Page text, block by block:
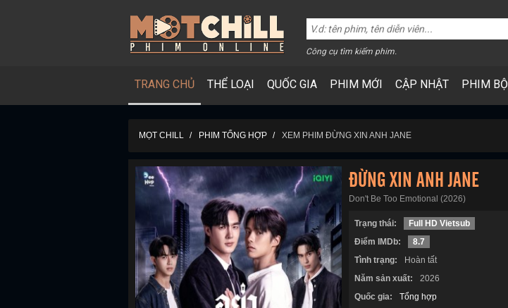
Công cụ tìm kiếm phim.
TRANG CHỦ THỂ LOẠI QUỐC GIA PHIM MỚI CẬP NHẬT PHIM BỘ
MỌT CHILL PHIM TỔNG HỢP XEM PHIM ĐỪNG XIN ANH JANE
ĐỪNG XIN ANH JANE
Don't Be Too Emotional (2026)
Trạng thái:
Full HD Vietsub
Điểm IMDb:
8.7
Tình trạng:
Hoàn tất
Năm sản xuất:
2026
Quốc gia:
Tổng hợp